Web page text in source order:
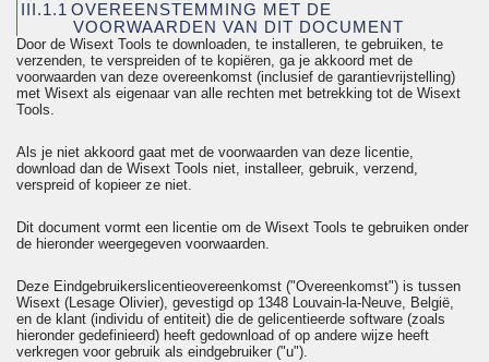
III.1.1 OVEREENSTEMMING MET DE
VOORWAARDEN VAN DIT DOCUMENT
Door de Wisext Tools te downloaden, te installeren, te gebruiken, te
verzenden, te verspreiden of te kopiëren, ga je akkoord met de
voorwaarden van deze overeenkomst (inclusief de garantievrijstelling)
met Wisext als eigenaar van alle rechten met betrekking tot de Wisext
Tools.
Als je niet akkoord gaat met de voorwaarden van deze licentie,
download dan de Wisext Tools niet, installeer, gebruik, verzend,
verspreid of kopieer ze niet.
Dit document vormt een licentie om de Wisext Tools te gebruiken onder
de hieronder weergegeven voorwaarden.
Deze Eindgebruikerslicentieovereenkomst ("Overeenkomst") is tussen
Wisext (Lesage Olivier), gevestigd op 1348 Louvain-la-Neuve, België,
en de klant (individu of entiteit) die de gelicentieerde software (zoals
hieronder gedefinieerd) heeft gedownload of op andere wijze heeft
verkregen voor gebruik als eindgebruiker ("u").